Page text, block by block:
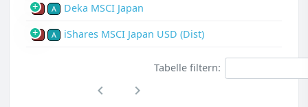
P A Deka MSCI Japan
P A iShares MSCI Japan USD (Dist)
Tabelle filtern: